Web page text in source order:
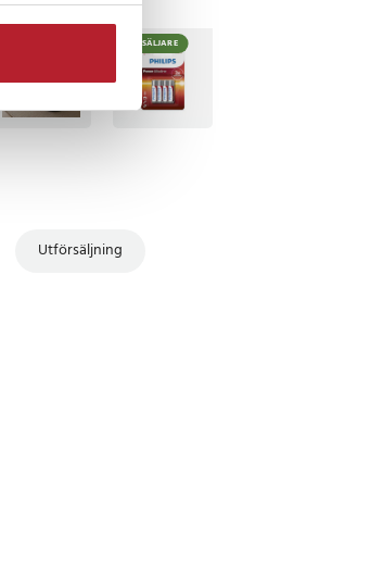
BÄSTSÄLJARE
Utförsäljning